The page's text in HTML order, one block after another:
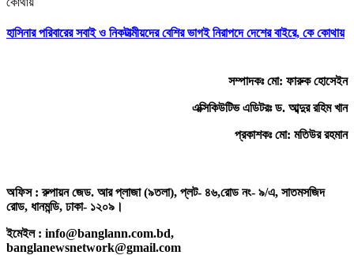
হাসিনার পরিবারের সবাই ও নিকটাত্মীয়দের বেশির ভাগই নিরাপদে দেশের বাইরে, কে কোথায়
সম্পাদকঃ মো: ফারুক হোসেইন
এক্সিকিউটিভ এডিটরঃ ড. আব্দুর রহিম খান
প্রকাশকঃ মো: মতিউর রহমান
অফিস : রুপায়ন জেড. আর প্লাজা (৯তলা), প্লট- ৪৬,রোড নং- ৯/এ, সাতমসজিদ
রোড, ধানমন্ডি, ঢাকা- ১২০৯।
ইমেইল : info@banglann.com.bd,
banglanewsnetwork@gmail.com